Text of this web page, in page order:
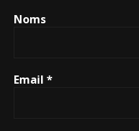
Noms
Email *